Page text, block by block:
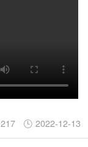
217
2022-12-13